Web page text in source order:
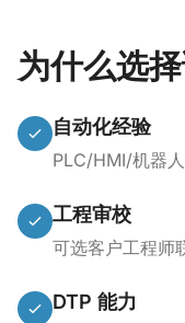
为什么选
自动化经验
PLC/HMI/机器
工程审校
可选客户工程师
DTP 能力